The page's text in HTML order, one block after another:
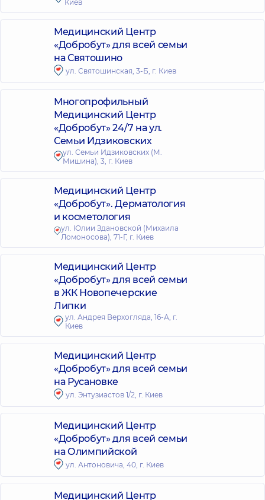
Киев
Медицинский Центр
«Добробут» для всей семьи
на Святошино
ул. Святошинская, 3-Б, г. Киев
Многопрофильный
Медицинский Центр
«Добробут» 24/7 на ул.
Семьи Идзиковских
ул. Семьи Идзиковских (М.
Мишина), 3, г. Киев
Медицинский Центр
«Добробут». Дерматология
и косметология
ул. Юлии Здановской (Михаила
Ломоносова), 71-Г, г. Киев
Медицинский Центр
«Добробут» для всей семьи
в ЖК Новопечерские
Липки
ул. Андрея Верхогляда, 16-А, г.
Киев
Медицинский Центр
«Добробут» для всей семьи
на Русановке
ул. Энтузиастов 1/2, г. Киев
Медицинский Центр
«Добробут» для всей семьи
на Олимпийской
ул. Антоновича, 40, г. Киев
Медицинский Центр